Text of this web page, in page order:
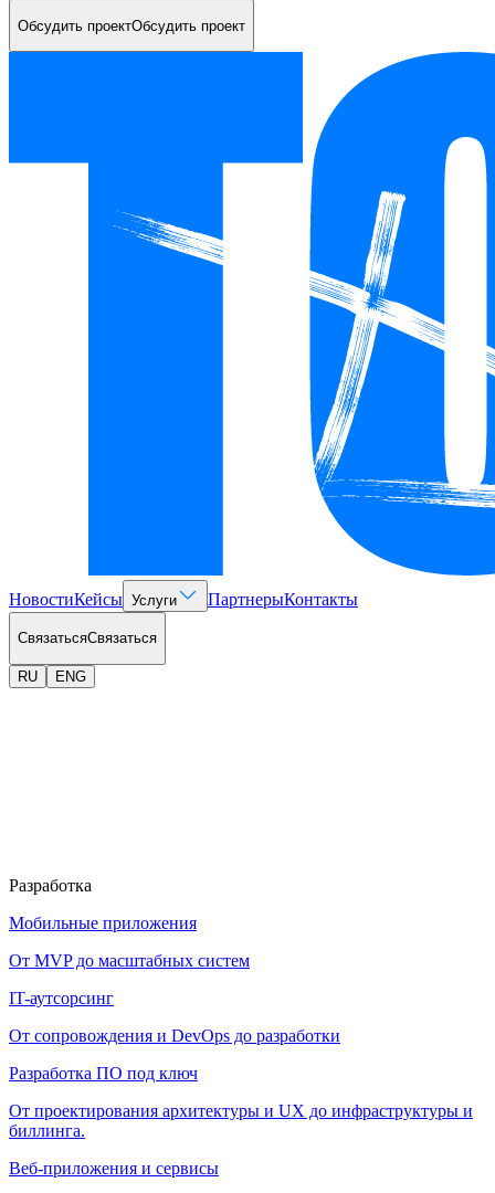
Обсудить проектОбсудить проект
НовостиКейсы Услуги ПартнерыКонтакты
СвязатьсяСвязаться
RU ENG
Разработка
Мобильные приложения
От MVP до масштабных систем
IT-аутсорсинг
От сопровождения и DevOps до разработки
Разработка ПО под ключ
От проектирования архитектуры и UX до инфраструктуры и
биллинга.
Веб-приложения и сервисы